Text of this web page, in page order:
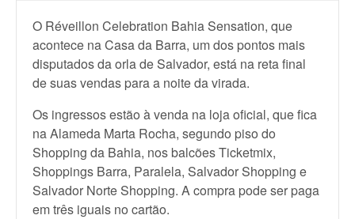
O Réveillon Celebration Bahia Sensation, que
acontece na Casa da Barra, um dos pontos mais
disputados da orla de Salvador, está na reta final
de suas vendas para a noite da virada.
Os ingressos estão à venda na loja oficial, que fica
na Alameda Marta Rocha, segundo piso do
Shopping da Bahia, nos balcões Ticketmix,
Shoppings Barra, Paralela, Salvador Shopping e
Salvador Norte Shopping. A compra pode ser paga
em três iguais no cartão.